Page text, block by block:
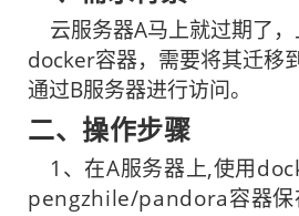
云服务器A马上就过期了
docker容器，需要将其迁移
通过B服务器进行访问。
二、操作步骤
1、在A服务器上,使用
pengzhile/pandora容器保